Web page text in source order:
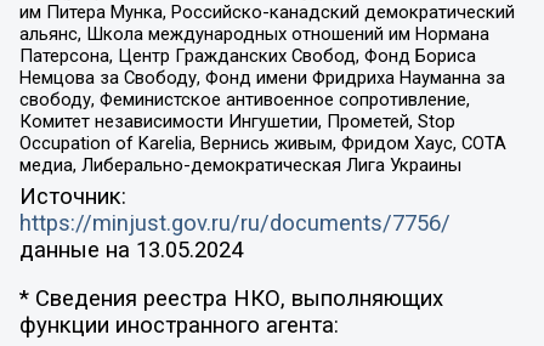
им Питера Мунка, Российско-канадский демократический
альянс, Школа международных отношений им Нормана
Патерсона, Центр Гражданских Свобод, Фонд Бориса
Немцова за Свободу, Фонд имени Фридриха Науманна за
свободу, Феминистское антивоенное сопротивление,
Комитет независимости Ингушетии, Прометей, Stop
Occupation of Karelia, Вернись живым, Фридом Хаус, СОТА
медиа, Либерально-демократическая Лига Украины
Источник:
https://minjust.gov.ru/ru/documents/7756/
данные на 13.05.2024
* Сведения реестра НКО, выполняющих
функции иностранного агента: